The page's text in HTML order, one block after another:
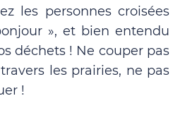
les personnes croisées
», et bien entendu
déchets ! Ne couper pas
les prairies, ne pas
!